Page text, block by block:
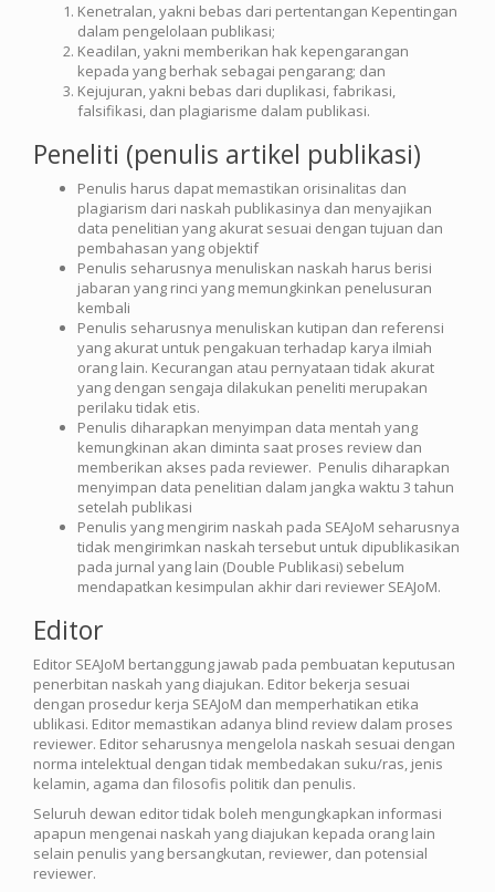
Kenetralan, yakni bebas dari pertentangan Kepentingan
dalam pengelolaan publikasi;
Keadilan, yakni memberikan hak kepengarangan
kepada yang berhak sebagai pengarang; dan
Kejujuran, yakni bebas dari duplikasi, fabrikasi,
falsifikasi, dan plagiarisme dalam publikasi.
Peneliti (penulis artikel publikasi)
Penulis harus dapat memastikan orisinalitas dan
plagiarism dari naskah publikasinya dan menyajikan
data penelitian yang akurat sesuai dengan tujuan dan
pembahasan yang objektif
Penulis seharusnya menuliskan naskah harus berisi
jabaran yang rinci yang memungkinkan penelusuran
kembali
Penulis seharusnya menuliskan kutipan dan referensi
yang akurat untuk pengakuan terhadap karya ilmiah
orang lain. Kecurangan atau pernyataan tidak akurat
yang dengan sengaja dilakukan peneliti merupakan
perilaku tidak etis.
Penulis diharapkan menyimpan data mentah yang
kemungkinan akan diminta saat proses review dan
memberikan akses pada reviewer. Penulis diharapkan
menyimpan data penelitian dalam jangka waktu 3 tahun
setelah publikasi
Penulis yang mengirim naskah pada SEAJoM seharusnya
tidak mengirimkan naskah tersebut untuk dipublikasikan
pada jurnal yang lain (Double Publikasi) sebelum
mendapatkan kesimpulan akhir dari reviewer SEAJoM.
Editor
Editor SEAJoM bertanggung jawab pada pembuatan keputusan
penerbitan naskah yang diajukan. Editor bekerja sesuai
dengan prosedur kerja SEAJoM dan memperhatikan etika
ublikasi. Editor memastikan adanya blind review dalam proses
reviewer. Editor seharusnya mengelola naskah sesuai dengan
norma intelektual dengan tidak membedakan suku/ras, jenis
kelamin, agama dan filosofis politik dan penulis.
Seluruh dewan editor tidak boleh mengungkapkan informasi
apapun mengenai naskah yang diajukan kepada orang lain
selain penulis yang bersangkutan, reviewer, dan potensial
reviewer.